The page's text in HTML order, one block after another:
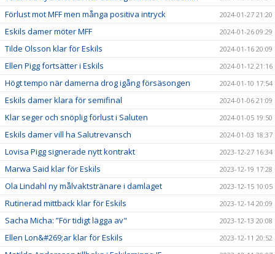
Förlust mot MFF men många positiva intryck 2024-01-27 21:20
Eskils damer möter MFF 2024-01-26 09:29
Tilde Olsson klar för Eskils 2024-01-16 20:09
Ellen Pigg fortsätter i Eskils 2024-01-12 21:16
Högt tempo när damerna drog igång försäsongen 2024-01-10 17:54
Eskils damer klara för semifinal 2024-01-06 21:09
Klar seger och snöplig förlust i Saluten 2024-01-05 19:50
Eskils damer vill ha Salutrevansch 2024-01-03 18:37
Lovisa Pigg signerade nytt kontrakt 2023-12-27 16:34
Marwa Said klar för Eskils 2023-12-19 17:28
Ola Lindahl ny målvaktstränare i damlaget 2023-12-15 10:05
Rutinerad mittback klar för Eskils 2023-12-14 20:09
Sacha Micha: ”För tidigt lägga av" 2023-12-13 20:08
Ellen Lon&#269;ar klar för Eskils 2023-12-11 20:52